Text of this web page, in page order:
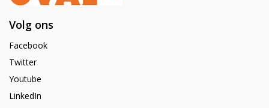
Volg ons
Facebook
Twitter
Youtube
LinkedIn